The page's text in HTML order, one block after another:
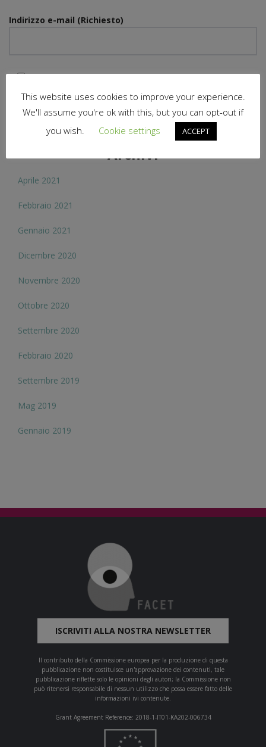
Indirizzo e-mail (Richiesto)
Dichiaro di accettare laprivacy policy
Archivi
Aprile 2021
Febbraio 2021
Gennaio 2021
Dicembre 2020
Novembre 2020
Ottobre 2020
Settembre 2020
Febbraio 2020
Settembre 2019
Mag 2019
Gennaio 2019
ISCRIVITI ALLA NOSTRA NEWSLETTER
Il contributo della Commissione europea per la produzione di questa
pubblicazione non costituisce un'approvazione dei contenuti, tale
pubblicazione riflette solo le opinioni degli autori; la Commissione non
può ritenersi responsabile di nessun utilizzo che possa essere fatto delle
informazioni ivi contenute.
Grant Agreement Reference: 2018-1-IT01-KA202-006734
This website uses cookies to improve your experience.
We'll assume you're ok with this, but you can opt-out if
you wish.
Cookie settings ACCEPT